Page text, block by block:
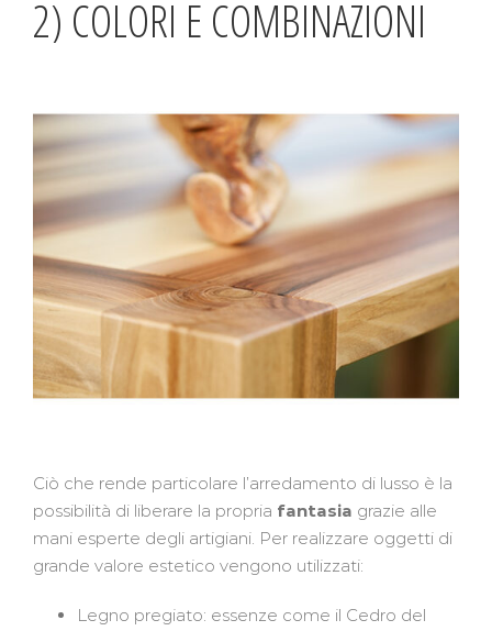
2) COLORI E COMBINAZIONI
Ciò che rende particolare l’arredamento di lusso è la
possibilità di liberare la propria fantasia grazie alle
mani esperte degli artigiani. Per realizzare oggetti di
grande valore estetico vengono utilizzati:
Legno pregiato: essenze come il Cedro del